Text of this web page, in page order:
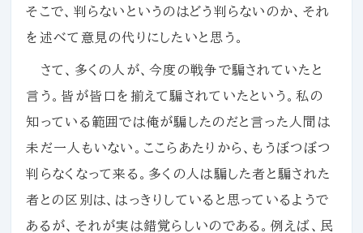
そこで、判らないというのはどう判らないのか、それ
を述べて意見の代りにしたいと思う。
さて、多くの人が、今度の戦争で騙されていたと
言う。皆が皆口を揃えて騙されていたという。私の
知っている範囲では俺が騙したのだと言った人間は
未だ一人もいない。ここらあたりから、もうぼつぼつ
判らなくなって来る。多くの人は騙した者と騙された
者との区別は、はっきりしていると思っているようで
あるが、それが実は錯覚らしいのである。例えば、民